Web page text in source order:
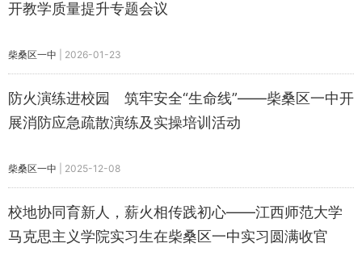
开教学质量提升专题会议
柴桑区一中 2026-01-23
防火演练进校园 筑牢安全“生命线”——柴桑区一中开
展消防应急疏散演练及实操培训活动
柴桑区一中 2025-12-08
校地协同育新人，薪火相传践初心——江西师范大学
马克思主义学院实习生在柴桑区一中实习圆满收官